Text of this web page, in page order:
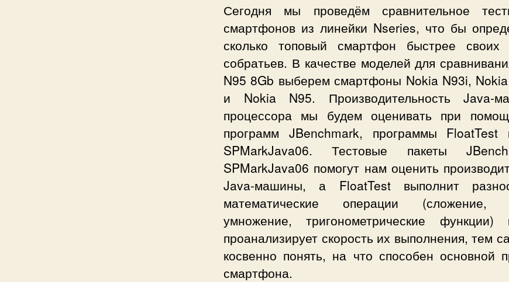
Сегодня мы проведём сравнительное
смартфонов из линейки Nseries, что бы
сколько топовый смартфон быстрее своих
собратьев. В качестве моделей для
N95 8Gb выберем смартфоны Nokia N93i,
и Nokia N95. Производительность Java-
процессора мы будем оценивать при
программ JBenchmark, программы FloatTest
SPMarkJava06. Тестовые пакеты
SPMarkJava06 помогут нам оценить
Java-машины, а FloatTest выполнит
математические операции (сложение,
умножение, тригонометрические
проанализирует скорость их выполнения, тем
косвенно понять, на что способен основной
смартфона.